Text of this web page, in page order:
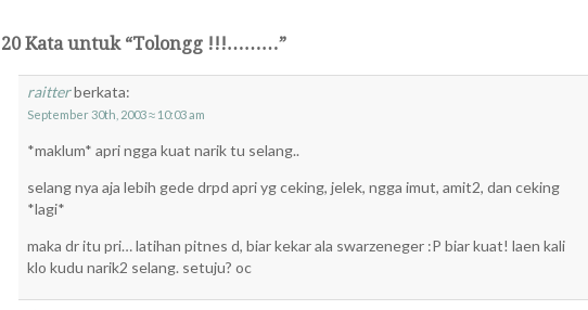
20 Kata untuk “Tolongg !!!………”
raitterberkata:
September 30th, 2003 ≈ 10:03 am
*maklum* apri ngga kuat narik tu selang..
selang nya aja lebih gede drpd apri yg ceking, jelek, ngga imut, amit2, dan ceking
*lagi*
maka dr itu pri… latihan pitnes d, biar kekar ala swarzeneger :P biar kuat! laen kali
klo kudu narik2 selang. setuju? oc